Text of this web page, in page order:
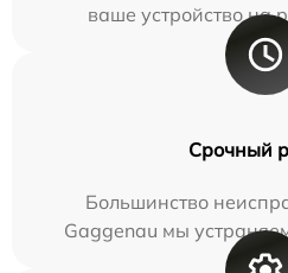
ваше устройство на
Срочный
Большинство
Gaggenau мы